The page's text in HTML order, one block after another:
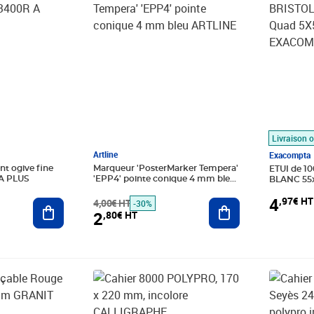
ogive fine
PLUS
Ajouter au panier
Artline
Marqueur 'PosterMarker Tempera'
'EPP4' pointe conique 4 mm bleu
4,00€ HT -30%
2,80€ HT
Ajouter au panier
Livraison
Exacompta
ETUI de
BLANC
4,97€ HT
Prix 0,99€ HT Prix
Prix